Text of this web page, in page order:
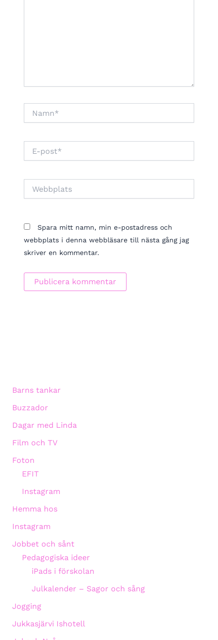
post*
Spara mitt namn, min e-postadress och
webbplats i denna webbläsare till nästa gång jag
skriver en kommentar.
Barns tankar
Buzzador
Dagar med Linda
Film och TV
Foton
EFIT
Instagram
Hemma hos
Instagram
Jobbet och sånt
Pedagogiska ideer
iPads i förskolan
Julkalender – Sagor och sång
Jogging
Jukkasjärvi Ishotell